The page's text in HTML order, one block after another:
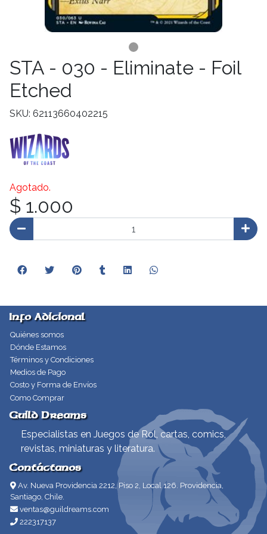
STA - 030 - Eliminate - Foil
Etched
SKU: 62113660402215
Agotado.
$ 1.000
Info Adicional
Quiénes somos
Dónde Estamos
Términos y Condiciones
Medios de Pago
Costo y Forma de Envíos
Como Comprar
Guild Dreams
Especialistas en Juegos de Rol, cartas, comics,
revistas, miniaturas y literatura.
Contáctanos
Av. Nueva Providencia 2212, Piso 2, Local 126. Providencia,
Santiago, Chile.
ventas@guildreams.com
222317137